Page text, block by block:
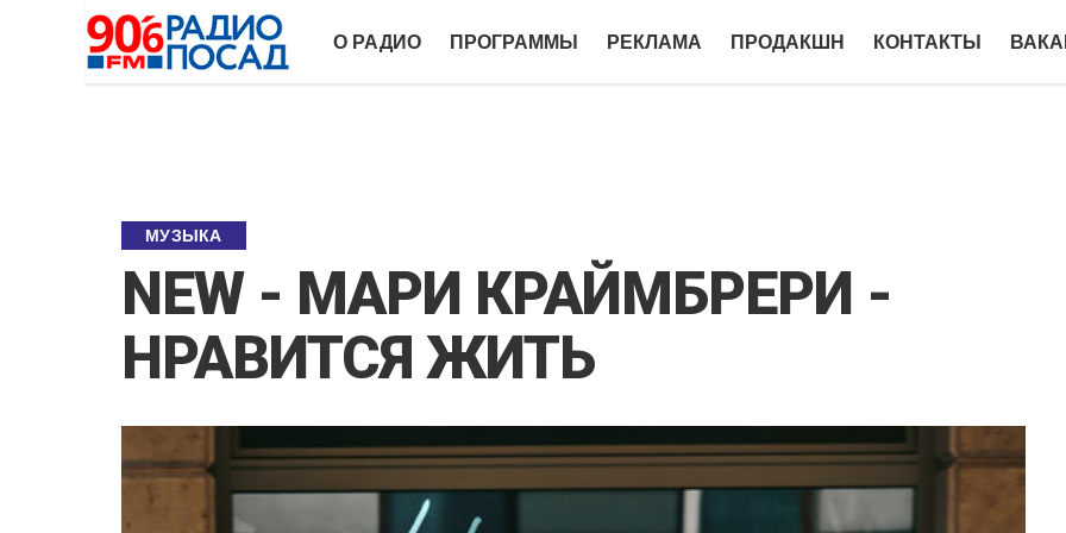
О РАДИО ПРОГРАММЫ РЕКЛАМА ПРОДАКШН КОНТАКТЫ
МУЗЫКА
NEW - МАРИ КРАЙМБРЕРИ -
НРАВИТСЯ ЖИТЬ